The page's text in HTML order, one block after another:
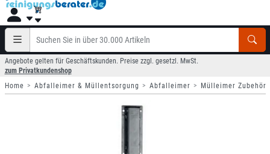
Angebote gelten für Geschäftskunden. Preise zzgl. gesetzl. MwSt.
zum Privatkundenshop
Home
Abfalleimer & Müllentsorgung Abfalleimer Mülleimer Zubehör